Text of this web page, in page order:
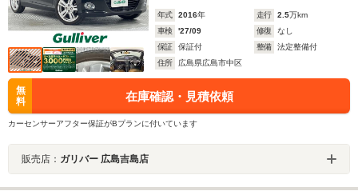
年式 2016年 走行 2.5万km
車検
'27/09 修復
なし
保証
保証付 整備
法定整備付
住所
広島県広島市中区
無
料
在庫確認・見積依頼
カーセンサーアフター保証がBプランに付いています
販売店： ガリバー 広島吉島店